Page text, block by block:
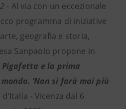
- Al via con un eccezionale
programma di iniziative
geografia e storia,
Sanpaolo propone in
Pigafetta e la prima
‘Non si farà mai più
- Vicenza dal 6